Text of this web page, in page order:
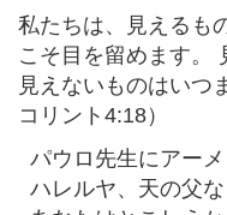
私たちは、見えるも
こそ目を留めます。
見えないものはいつ
コリント4:18）
パウロ先生にアーメ
ハレルヤ、天の父